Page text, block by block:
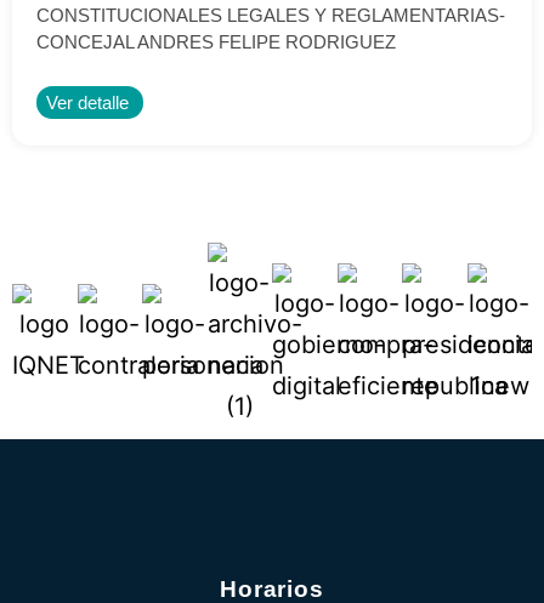
CONSTITUCIONALES LEGALES Y REGLAMENTARIAS-
CONCEJAL ANDRES FELIPE RODRIGUEZ
Ver detalle
Horarios